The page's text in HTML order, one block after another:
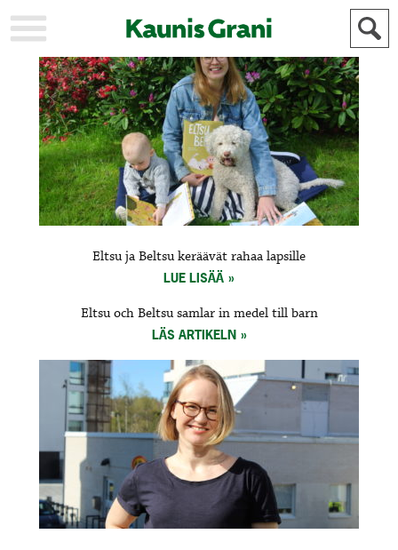
KAUPUNKI
STADEN
AJANKOHTAISTA
AKTUELLT
URHEILU
IDROTT
KULTTUURI
KULTUR
HISTORIA
HISTORIA
YLEINEN
ALLMÄN
MAINOSTAJILLE
FÖR
ANNONSÖRER
Eltsu ja Beltsu keräävät rahaa lapsille
LUE LISÄÄ
Eltsu och Beltsu samlar in medel till barn
LÄS ARTIKELN